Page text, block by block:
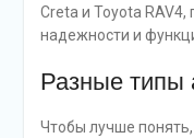
Creta и Toyota RAV4,
надежности и
Разные типы
Чтобы лучше